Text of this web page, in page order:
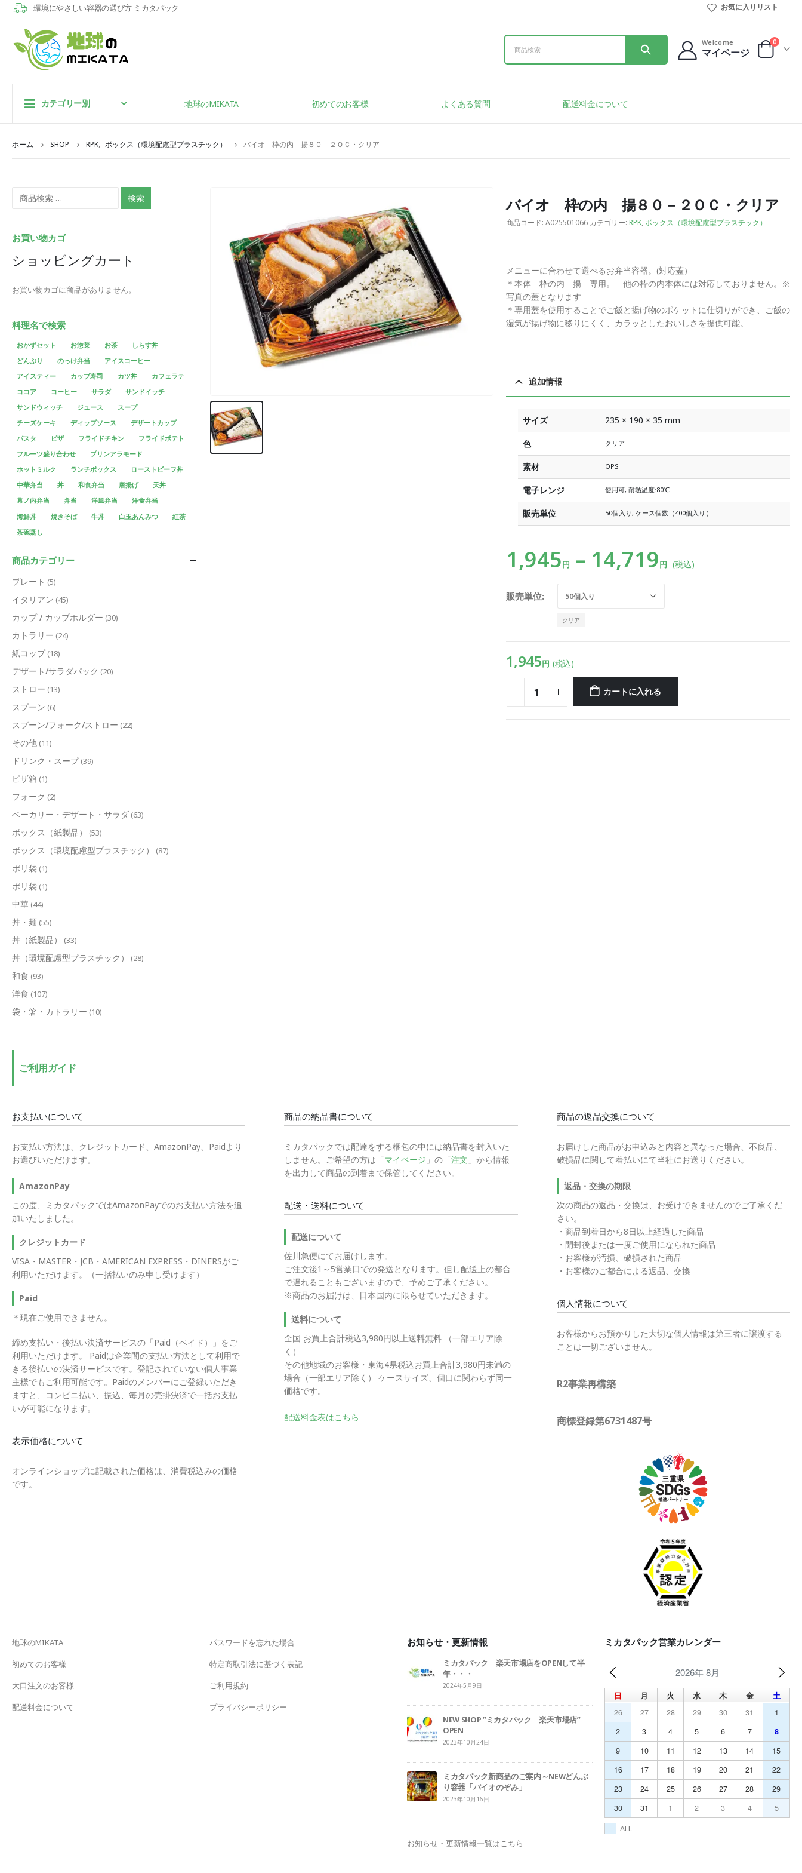
環境にやさしい容器の選び方 ミカタパック お気に入りリスト
Welcome
マイページ
0
カテゴリー別 地球のMIKATA 初めてのお客様 よくある質問 配送料金について
ホーム SHOP RPK, ボックス（環境配慮型プラスチック） バイオ 枠の内 揚８０－２ＯＣ・クリア
バイオ 枠の内 揚８０－２ＯＣ・クリア
商品コード: A025501066 カテゴリー: RPK,ボックス（環境配慮型プラスチック）
メニューに合わせて選べるお弁当容器。(対応蓋）
＊本体 枠の内 揚 専用。 他の枠の内本体には対応しておりません。※
写真の蓋となります
＊専用蓋を使用することでご飯と揚げ物のポケットに仕切りができ、ご飯の
湿気が揚げ物に移りにくく、カラッとしたおいしさを提供可能。
追加情報
サイズ 235 × 190 × 35 mm
色 クリア
素材 OPS
電子レンジ 使用可, 耐熱温度:80℃
販売単位 50個入り, ケース個数（400個入り）
1,945円 – 14,719円 (税込)
販売単位
クリア
1,945円 (税込)
カートに入れる
検索
お買い物カゴ
ショッピングカート
お買い物カゴに商品がありません。
料理名で検索
おかずセット お惣菜 お茶
しらす丼
どんぶり
のっけ弁当
アイスコーヒー
アイスティー
カップ寿司 カツ丼
カフェラテ
ココア
コーヒー サラダ
サンドイッチ
サンドウィッチ
ジュース
スープ
チーズケーキ
ディップソース
デザートカップ
パスタ
ピザ フライドチキン
フライドポテト
フルーツ盛り合わせ
プリンアラモード
ホットミルク
ランチボックス
ローストビーフ丼
中華弁当
丼 和食弁当 唐揚げ
天丼
幕ノ内弁当
弁当 洋風弁当
洋食弁当
海鮮丼
焼きそば 牛丼 白玉あんみつ
紅茶
茶碗蒸し
商品カテゴリー
プレート (5)
イタリアン (45)
カップ / カップホルダー (30)
カトラリー (24)
紙コップ (18)
デザート/サラダパック (20)
ストロー (13)
スプーン (6)
スプーン/フォーク/ストロー (22)
その他 (11)
ドリンク・スープ (39)
ピザ箱 (1)
フォーク (2)
ベーカリー・デザート・サラダ (63)
ボックス（紙製品） (53)
ボックス（環境配慮型プラスチック） (87)
ポリ袋 (1)
ポリ袋 (1)
中華 (44)
丼・麺 (55)
丼（紙製品） (33)
丼（環境配慮型プラスチック） (28)
和食 (93)
洋食 (107)
袋・箸・カトラリー (10)
ご利用ガイド
お支払いについて
お支払い方法は、クレジットカード、AmazonPay、Paidより
お選びいただけます。
AmazonPay
この度、ミカタパックではAmazonPayでのお支払い方法を追
加いたしました。
クレジットカード
VISA・MASTER・JCB・AMERICAN EXPRESS・DINERSがご
利用いただけます。（一括払いのみ申し受けます）
Paid
＊現在ご使用できません。
締め支払い・後払い決済サービスの「Paid（ペイド）」をご
利用いただけます。 Paidは企業間の支払い方法として利用で
きる後払いの決済サービスです。登記されていない個人事業
主様でもご利用可能です。Paidのメンバーにご登録いただき
ますと、コンビニ払い、振込、毎月の売掛決済で一括お支払
いが可能になります。
表示価格について
オンラインショップに記載された価格は、消費税込みの価格
です。
商品の納品書について
ミカタパックでは配達をする梱包の中には納品書を封入いた
しません。ご希望の方は「マイページ 」の「注文 」から情報
を出力して商品の到着まで保管してください。
配送・送料について
配送について
佐川急便にてお届けします。
ご注文後1～5営業日での発送となります。但し配送上の都合
で遅れることもございますので、予めご了承ください。
※商品のお届けは、日本国内に限らせていただきます。
送料について
全国 お買上合計税込3,980円以上送料無料 （一部エリア除
く）
その他地域のお客様・東海4県税込お買上合計3,980円未満の
場合（一部エリア除く） ケースサイズ、個口に関わらず同一
価格です。
配送料金表はこちら
商品の返品交換について
お届けした商品がお申込みと内容と異なった場合、不良品、
破損品に関して着払いにて当社にお送りください。
返品・交換の期限
次の商品の返品・交換は、お受けできませんのでご了承くだ
さい。
・商品到着日から8日以上経過した商品
・開封後または一度ご使用になられた商品
・お客様が汚損、破損された商品
・お客様のご都合による返品、交換
個人情報について
お客様からお預かりした大切な個人情報は第三者に譲渡する
ことは一切ございません。
R2事業再構築
商標登録第6731487号
地球のMIKATA
初めてのお客様
大口注文のお客様
配送料金について
パスワードを忘れた場合
特定商取引法に基づく表記
ご利用規約
プライバシーポリシー
お知らせ・更新情報
ミカタパック 楽天市場店をOPENして半
年・・・
2024年5月9日
NEW SHOP ”ミカタパック 楽天市場店”
OPEN
2023年10月24日
ミカタパック新商品のご案内～NEWどんぶ
り容器「バイオのぞみ」
2023年10月16日
お知らせ・更新情報一覧はこちら
ミカタパック営業カレンダー
2026年 8月
日 月 火 水 木 金
土
26
27 28 29 30 31
1
2
3 4 5 6 7
8
9
10 11 12 13 14
15
16
17 18 19 20 21
22
23
24 25 26 27 28
29
30
31 1 2 3 4 5
ALL